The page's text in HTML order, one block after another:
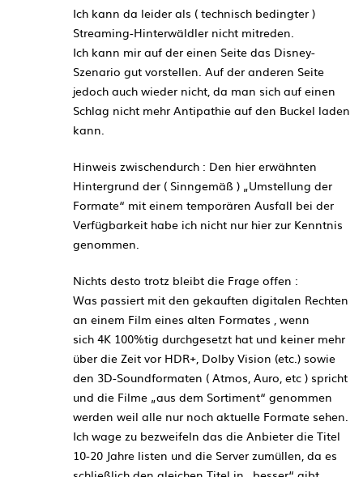
Ich kann da leider als ( technisch bedingter )
Streaming-Hinterwäldler nicht mitreden.
Ich kann mir auf der einen Seite das Disney-
Szenario gut vorstellen. Auf der anderen Seite
jedoch auch wieder nicht, da man sich auf einen
Schlag nicht mehr Antipathie auf den Buckel laden
kann.
Hinweis zwischendurch : Den hier erwähnten
Hintergrund der ( Sinngemäß ) „Umstellung der
Formate“ mit einem temporären Ausfall bei der
Verfügbarkeit habe ich nicht nur hier zur Kenntnis
genommen.
Nichts desto trotz bleibt die Frage offen :
Was passiert mit den gekauften digitalen Rechten
an einem Film eines alten Formates , wenn
sich 4K 100%tig durchgesetzt hat und keiner mehr
über die Zeit vor HDR+, Dolby Vision (etc.) sowie
den 3D-Soundformaten ( Atmos, Auro, etc ) spricht
und die Filme „aus dem Sortiment“ genommen
werden weil alle nur noch aktuelle Formate sehen.
Ich wage zu bezweifeln das die Anbieter die Titel
10-20 Jahre listen und die Server zumüllen, da es